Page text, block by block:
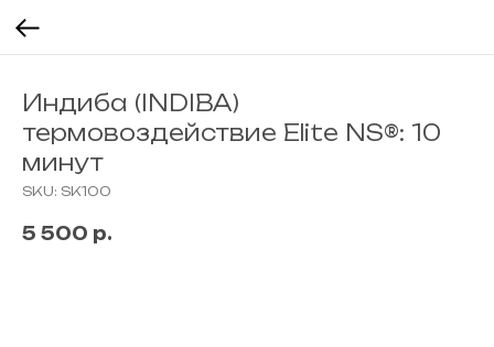
Индиба (INDIBA)
термовоздействие Elite NS®: 10
минут
SKU: SK100
5 500 р.